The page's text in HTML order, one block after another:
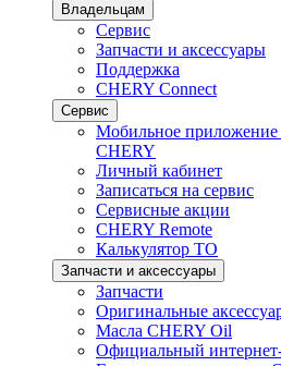
Владельцам
Сервис
Запчасти и аксессуары
Поддержка
CHERY Connect
Сервис
Мобильное
CHERY
Личный кабинет
Записаться на сервис
Сервисные акции
CHERY Remote
Калькулятор ТО
Запчасти и аксессуары
Запчасти
Оригинальные
Масла CHERY Oil
Официальный